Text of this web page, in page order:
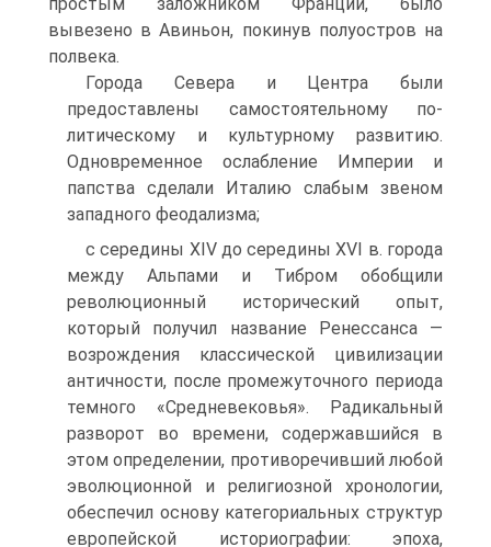
вывезено в Авиньон, покинув полуостров на
полвека.
Города Севера и Центра были
предоставлены самостоятельному по­
литическому и культурному развитию.
Одновременное ослабление Им­перии и
папства сделали Италию слабым звеном
западного феодализма;
с середины XIV до середины XVI в. города
между Альпами и Тибром об­общили
революционный исторический опыт,
который получил назва­ние Ренессанса —
возрождения классической цивилизации
античности, после промежуточного периода
темного «Средневековья». Радикаль­ный
разворот во времени, содержавшийся в
этом определении, проти­воречивший любой
эволюционной и религиозной хронологии,
обеспе­чил основу категориальных структур
европейской историографии: эпо­ха,